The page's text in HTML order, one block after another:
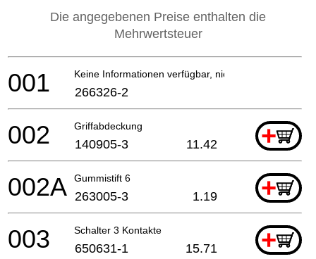
Die angegebenen Preise enthalten die
Mehrwertsteuer
Keine Informationen verfügbar, nicht bestellbar
001 266326-2
Griffabdeckung +
002 140905-3 11.42
Gummistift 6 +
002A 263005-3 1.19
Schalter 3 Kontakte +
003 650631-1 15.71